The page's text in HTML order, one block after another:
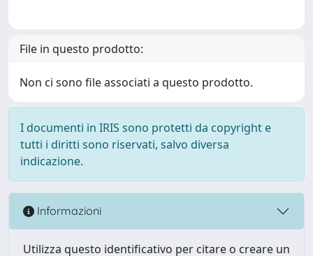
File in questo prodotto:
Non ci sono file associati a questo prodotto.
I documenti in IRIS sono protetti da copyright e
tutti i diritti sono riservati, salvo diversa
indicazione.
Informazioni
Utilizza questo identificativo per citare o creare un